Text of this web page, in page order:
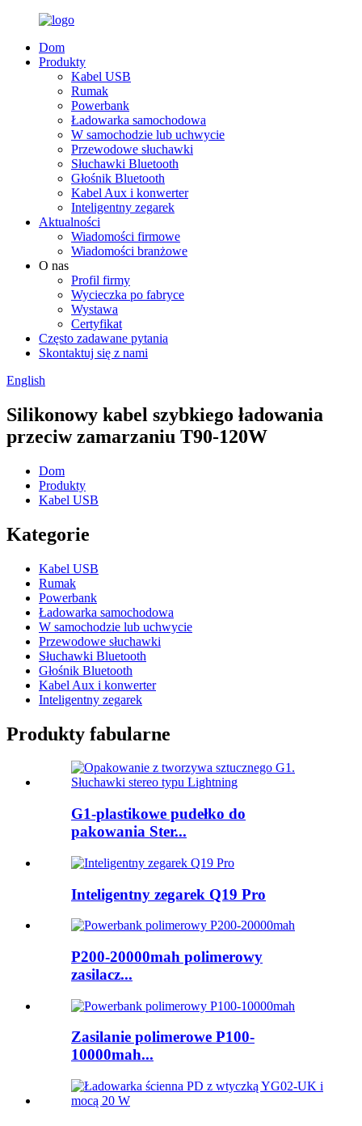
Dom
Produkty
Kabel USB
Rumak
Powerbank
Ładowarka samochodowa
W samochodzie lub uchwycie
Przewodowe słuchawki
Słuchawki Bluetooth
Głośnik Bluetooth
Kabel Aux i konwerter
Inteligentny zegarek
Aktualności
Wiadomości firmowe
Wiadomości branżowe
O nas
Profil firmy
Wycieczka po fabryce
Wystawa
Certyfikat
Często zadawane pytania
Skontaktuj się z nami
English
Silikonowy kabel szybkiego ładowania
przeciw zamarzaniu T90-120W
Dom
Produkty
Kabel USB
Kategorie
Kabel USB
Rumak
Powerbank
Ładowarka samochodowa
W samochodzie lub uchwycie
Przewodowe słuchawki
Słuchawki Bluetooth
Głośnik Bluetooth
Kabel Aux i konwerter
Inteligentny zegarek
Produkty fabularne
G1-plastikowe pudełko do
pakowania Ster...
Inteligentny zegarek Q19 Pro
P200-20000mah polimerowy
zasilacz...
Zasilanie polimerowe P100-
10000mah...